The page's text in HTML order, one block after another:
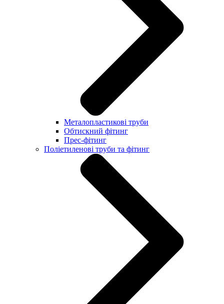
Металопластикові труби
Обтискний фітинг
Прес-фітинг
Поліетиленові труби та фітинг